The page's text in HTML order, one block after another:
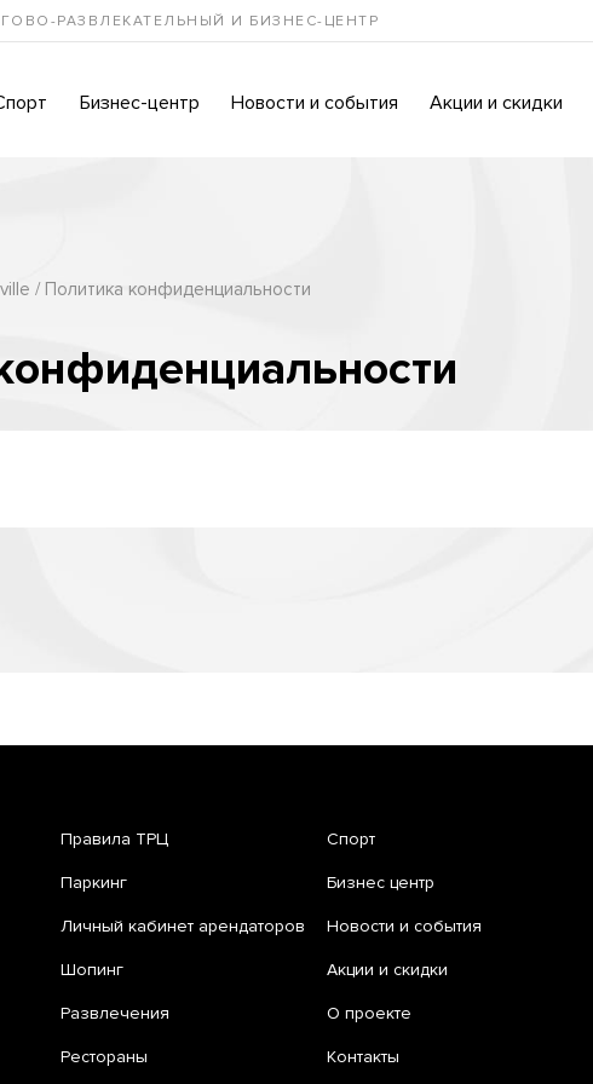
РАЗВЛЕКАТЕЛЬНЫЙ И БИЗНЕС-ЦЕНТР
Бизнес-центр Новости и события Акции и скидки
Политика конфиденциальности
Правила ТРЦ
Паркинг
Личный кабинет арендаторов
Шопинг
Развлечения
Рестораны
Спорт
Бизнес центр
Новости и события
Акции и скидки
О проекте
Контакты